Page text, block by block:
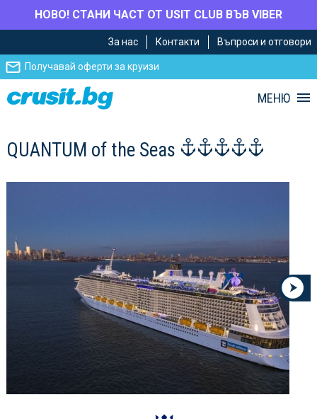
НОВО! СТАНИ ЧАСТ ОТ USIT CLUB ВЪВ VIBER
главното
съдържание
Навигацията
За нас Контакти Въпроси и отговори
Получавай оферти за круизи
МЕНЮ
QUANTUM of the Seas